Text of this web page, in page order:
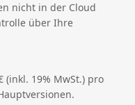
nicht in der Cloud
über Ihre
(inkl. 19% MwSt.) pro